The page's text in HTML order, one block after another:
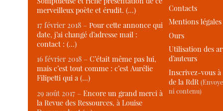
merveilleux poète et érudit. (…)
17 février 2018 –Pour cette annonce qui
date, j’ai changé d’adresse mail :
contact : (…)
16 février 2018 –C’était même pas lui,
mais c’est tout comme : c’est Aurélie
Filipetti qui a (…)
29 août 2017 –Encore un grand merci à
la Revue des Ressources, à Louise
Contacts
Mentions légales
Ours
Utilisation des
d’auteurs
Inscrivez-vous
de la RdR
ni contenu)